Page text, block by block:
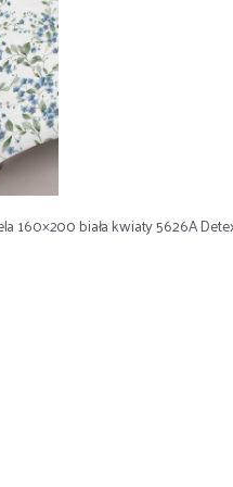
160×200 biała kwiaty 5626A